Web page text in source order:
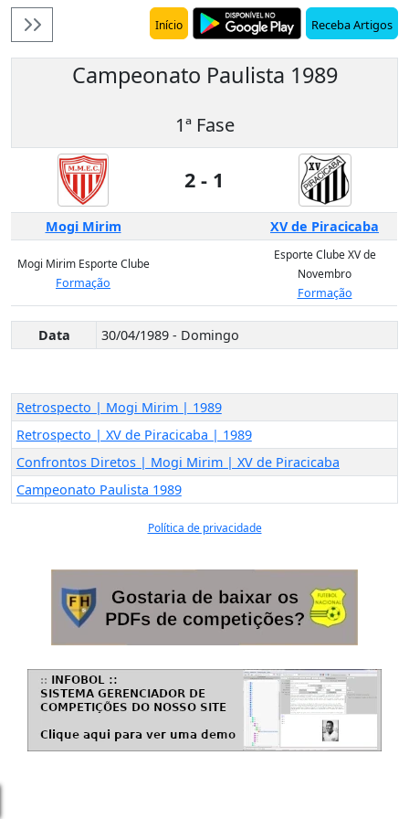
Receba Artigos
Início
Campeonato Paulista 1989
1ª Fase
2 - 1
Mogi Mirim XV de Piracicaba
Mogi Mirim Esporte Clube
Formação
Esporte Clube XV de
Novembro
Formação
Data 30/04/1989 - Domingo
Retrospecto | Mogi Mirim | 1989
Retrospecto | XV de Piracicaba | 1989
Confrontos Diretos | Mogi Mirim | XV de Piracicaba
Campeonato Paulista 1989
Política de privacidade